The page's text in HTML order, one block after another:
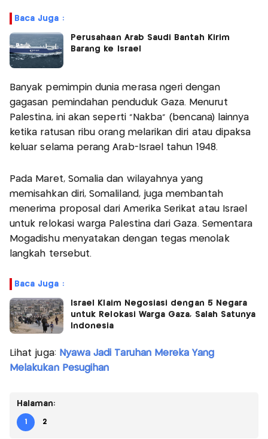
Baca Juga :
Perusahaan Arab Saudi Bantah Kirim
Barang ke Israel
Banyak pemimpin dunia merasa ngeri dengan
gagasan pemindahan penduduk Gaza. Menurut
Palestina, ini akan seperti "Nakba" (bencana) lainnya
ketika ratusan ribu orang melarikan diri atau dipaksa
keluar selama perang Arab-Israel tahun 1948.
Pada Maret, Somalia dan wilayahnya yang
memisahkan diri, Somaliland, juga membantah
menerima proposal dari Amerika Serikat atau Israel
untuk relokasi warga Palestina dari Gaza. Sementara
Mogadishu menyatakan dengan tegas menolak
langkah tersebut.
Baca Juga :
Israel Klaim Negosiasi dengan 5 Negara
untuk Relokasi Warga Gaza, Salah Satunya
Indonesia
Lihat juga: Nyawa Jadi Taruhan Mereka Yang
Melakukan Pesugihan
Halaman:
1 2